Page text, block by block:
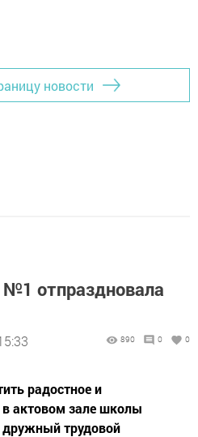
новости
отпраздновала
890 0 0
радостное и
актовом зале школы
дружный трудовой